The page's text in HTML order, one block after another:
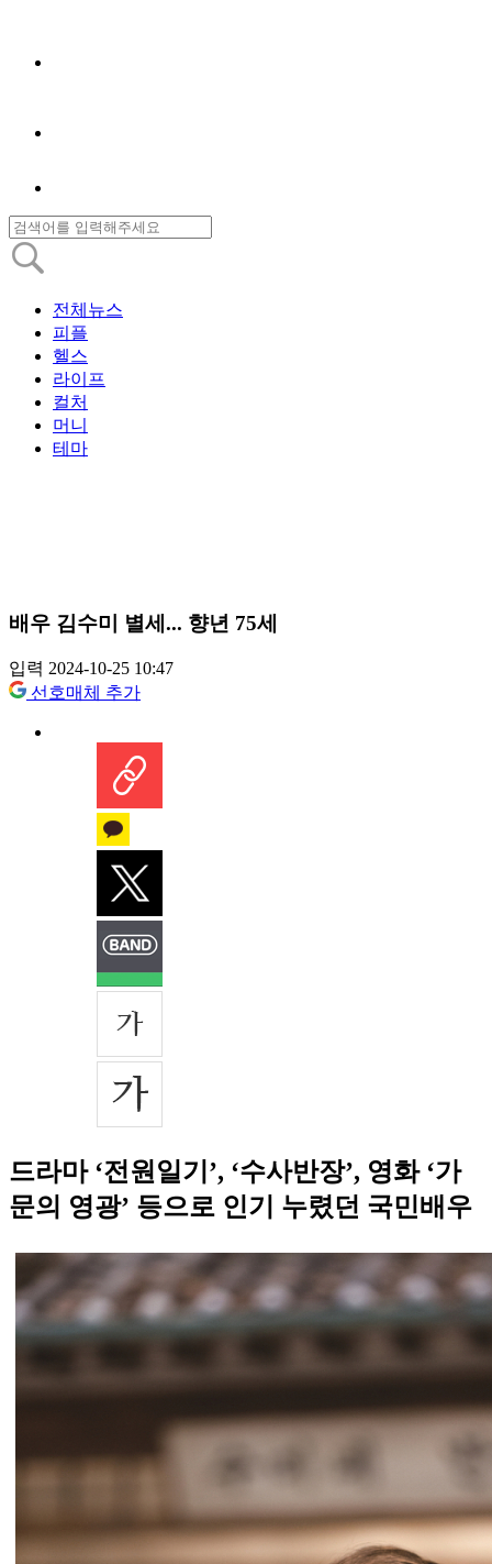
전체뉴스
피플
헬스
라이프
컬처
머니
테마
배우 김수미 별세... 향년 75세
입력 2024-10-25 10:47
선호매체 추가
드라마 ‘전원일기’, ‘수사반장’, 영화 ‘가
문의 영광’ 등으로 인기 누렸던 국민배우